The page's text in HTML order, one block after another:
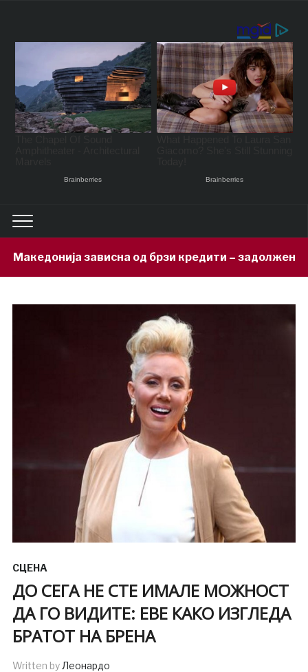
од брзи кредити – задолжени 333 милиони евра
СЦЕНА
ДО СЕГА НЕ СТЕ ИМАЛЕ МОЖНОСТ
ДА ГО ВИДИТЕ: ЕВЕ КАКО ИЗГЛЕДА
БРАТОТ НА БРЕНА
Written byЛеонардо